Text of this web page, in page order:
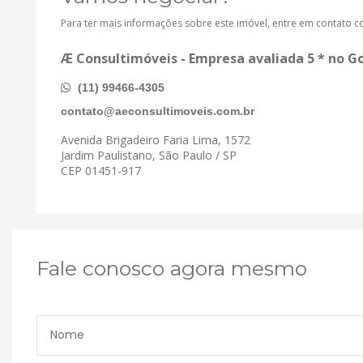
Para ter mais informações sobre este imóvel, entre em contato
Æ Consultimóveis - Empresa avaliada 5 * no
(11) 99466-4305
contato@aeconsultimoveis.com.br
Avenida Brigadeiro Faria Lima, 1572
Jardim Paulistano, São Paulo / SP
CEP 01451-917
Fale conosco agora mesmo